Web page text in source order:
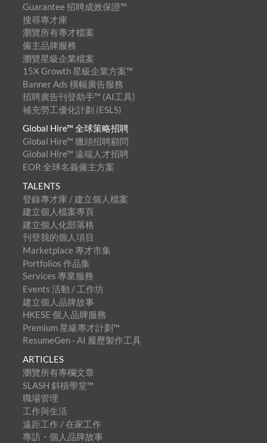
Guarantee 招聘成效保證™
搜尋專才庫
瀏覽所有專才檔案
僱主品牌服務
瀏覽星級企業檔案
15X Growth 星級企業方案™
Banner Ads 橫幅廣告服務
招聘廣告刊登助手™ (AI工具)
補充勞工優化計劃 (ESLS)
Global Hire™ 全球策略招聘
Global Hire™ 獵頭招聘顧問
Global Hire™ 遠端人才招聘
EOR 全球名義僱主方案
TALENTS
登錄專才庫 / 建立個人檔案
建立個人檔案專頁
建立個人化部落格
刊登我的個人項目
Marketplace 專才市集
Portfolios 作品集
Services 專業服務
Events 活動 / 工作坊
建立個人品牌故事
HKESE 個人品牌服務
Premium 星級專才計劃™
ResumeGen - AI 履歷製作工具
ARTICLES
瀏覽所有專欄文章
SLASH 斜槓學堂™
職場管理
工作與生活
遠距工作 / 在家工作
專訪・個人品牌故事